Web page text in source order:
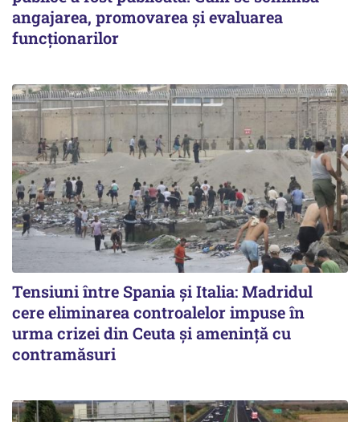
angajarea, promovarea și evaluarea
funcționarilor
Tensiuni între Spania și Italia: Madridul
cere eliminarea controalelor impuse în
urma crizei din Ceuta și amenință cu
contramăsuri